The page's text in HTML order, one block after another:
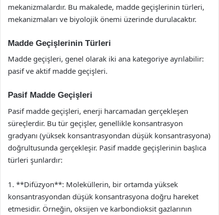
mekanizmalardır. Bu makalede, madde geçişlerinin türleri,
mekanizmaları ve biyolojik önemi üzerinde durulacaktır.
Madde Geçişlerinin Türleri
Madde geçişleri, genel olarak iki ana kategoriye ayrılabilir:
pasif ve aktif madde geçişleri.
Pasif Madde Geçişleri
Pasif madde geçişleri, enerji harcamadan gerçekleşen
süreçlerdir. Bu tür geçişler, genellikle konsantrasyon
gradyanı (yüksek konsantrasyondan düşük konsantrasyona)
doğrultusunda gerçekleşir. Pasif madde geçişlerinin başlıca
türleri şunlardır:
1. **Difüzyon**: Moleküllerin, bir ortamda yüksek
konsantrasyondan düşük konsantrasyona doğru hareket
etmesidir. Örneğin, oksijen ve karbondioksit gazlarının